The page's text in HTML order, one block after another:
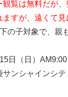
覧は無料だが、
すが、遠くて見
の子対象で、親
日（日）AM9:00
ンシャインシ